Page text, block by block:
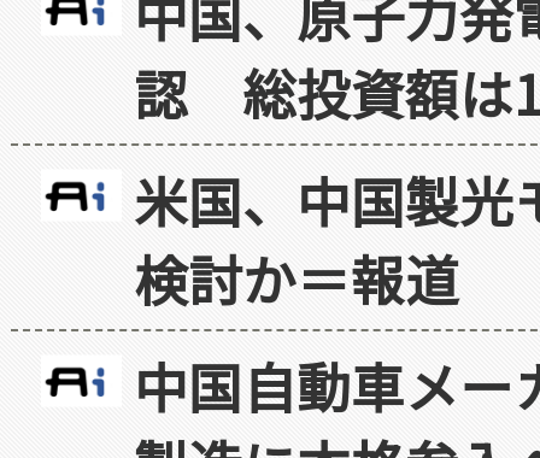
認 総投資額は
米国、中国製光
検討か＝報道
中国自動車メ